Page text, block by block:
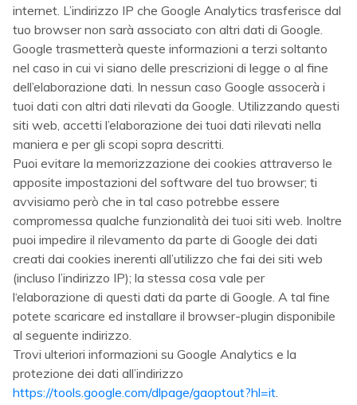
internet. L’indirizzo IP che Google Analytics trasferisce dal
tuo browser non sarà associato con altri dati di Google.
Google trasmetterà queste informazioni a terzi soltanto
nel caso in cui vi siano delle prescrizioni di legge o al fine
dell’elaborazione dati. In nessun caso Google assocerà i
tuoi dati con altri dati rilevati da Google. Utilizzando questi
siti web, accetti l’elaborazione dei tuoi dati rilevati nella
maniera e per gli scopi sopra descritti.
Puoi evitare la memorizzazione dei cookies attraverso le
apposite impostazioni del software del tuo browser; ti
avvisiamo però che in tal caso potrebbe essere
compromessa qualche funzionalità dei tuoi siti web. Inoltre
puoi impedire il rilevamento da parte di Google dei dati
creati dai cookies inerenti all’utilizzo che fai dei siti web
(incluso l’indirizzo IP); la stessa cosa vale per
l‘elaborazione di questi dati da parte di Google. A tal fine
potete scaricare ed installare il browser-plugin disponibile
al seguente indirizzo.
Trovi ulteriori informazioni su Google Analytics e la
protezione dei dati all’indirizzo
https://tools.google.com/dlpage/gaoptout?hl=it.